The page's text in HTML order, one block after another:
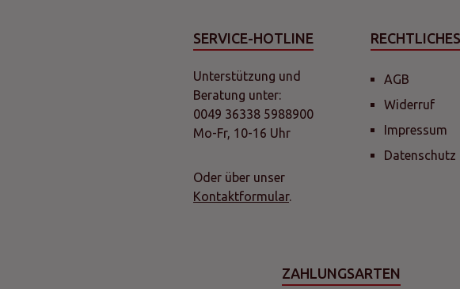
SERVICE-HOTLINE
Unterstützung und
Beratung unter:
0049 36338 5988900
Mo-Fr, 10-16 Uhr
Oder über unser
Kontaktformular.
RECHTLICHES
AGB
Widerruf
Impressum
Datenschutz
ZAHLUNGSARTEN